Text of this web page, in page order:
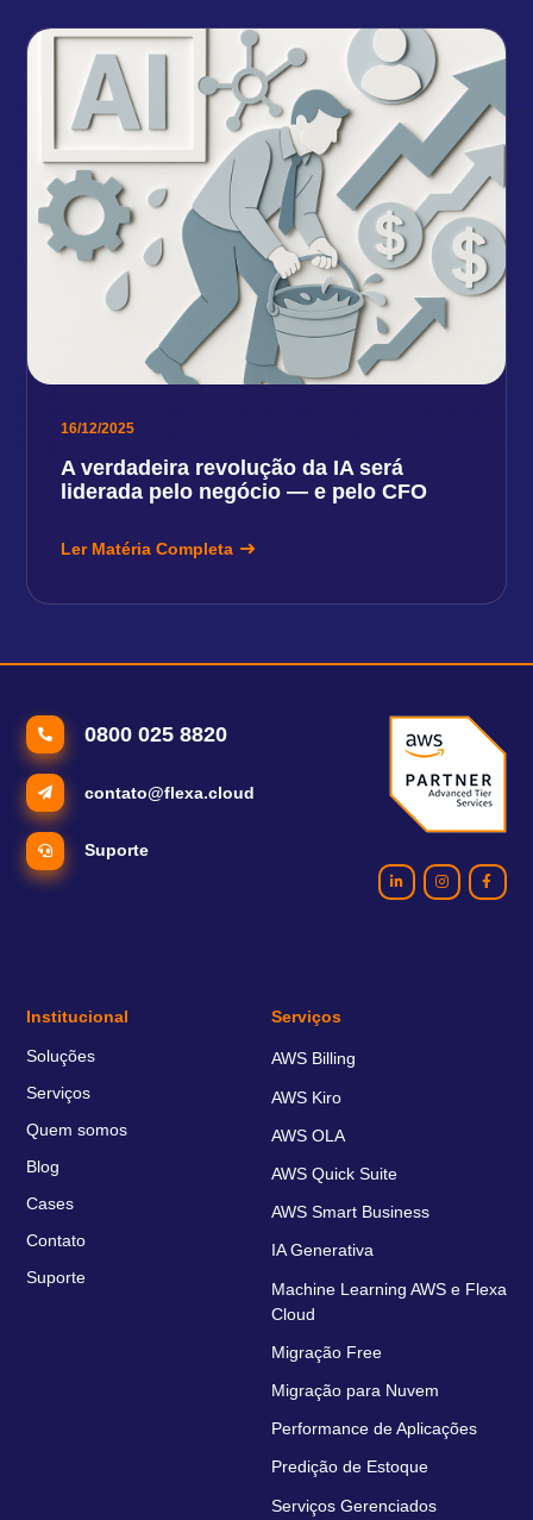
16/12/2025
A verdadeira revolução da IA será
liderada pelo negócio — e pelo CFO
Ler Matéria Completa
0800 025 8820
contato@flexa.cloud
Suporte
Institucional
Soluções
Serviços
Quem somos
Blog
Cases
Contato
Suporte
Serviços
AWS Billing
AWS Kiro
AWS OLA
AWS Quick Suite
AWS Smart Business
IA Generativa
Machine Learning AWS e Flexa
Cloud
Migração Free
Migração para Nuvem
Performance de Aplicações
Predição de Estoque
Serviços Gerenciados